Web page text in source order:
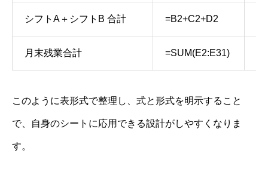
シフトA＋シフトB 合計 =B2+C2+D2
月末残業合計 =SUM(E2:E31)
このように表形式で整理し、式と形式を明示すること
で、自身のシートに応用できる設計がしやすくなりま
す。